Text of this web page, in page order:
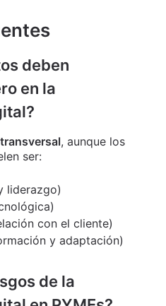
deben
en la
, aunque los
ser:
liderazgo)
con el cliente)
y adaptación)
de la